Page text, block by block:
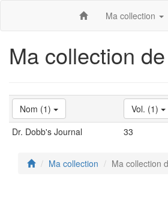
Ma collection
Ma collection
Nom (1) Vol. (1)
Dr. Dobb's Journal
33
Ma collection Ma collection